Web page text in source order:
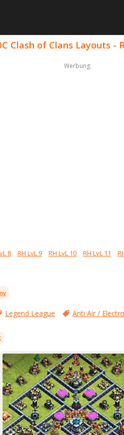
Clash of Clans Layouts -
Werbung:
8 RH LvL 9 RH LvL 10 RH LvL 11
Legend League Anti Air /